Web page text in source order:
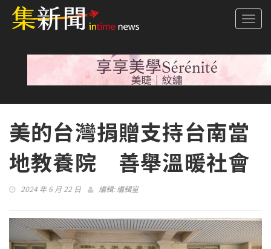
美的台灣捐贈支持台南當
地教養院 善舉溫暖社會
2024 年 6 月 22 日 編輯:編輯室